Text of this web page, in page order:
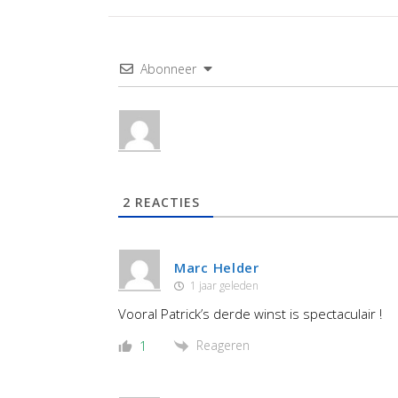
Abonneer
2 REACTIES
Marc Helder
1 jaar geleden
Vooral Patrick’s derde winst is spectaculair !
1 Reageren